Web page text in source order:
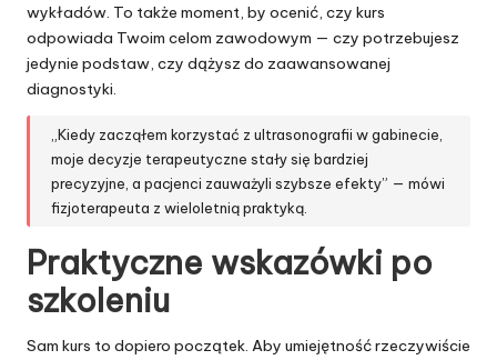
wykładów. To także moment, by ocenić, czy kurs
odpowiada Twoim celom zawodowym — czy potrzebujesz
jedynie podstaw, czy dążysz do zaawansowanej
diagnostyki.
„Kiedy zacząłem korzystać z ultrasonografii w gabinecie,
moje decyzje terapeutyczne stały się bardziej
precyzyjne, a pacjenci zauważyli szybsze efekty” — mówi
fizjoterapeuta z wieloletnią praktyką.
Praktyczne wskazówki po
szkoleniu
Sam kurs to dopiero początek. Aby umiejętność rzeczywiście